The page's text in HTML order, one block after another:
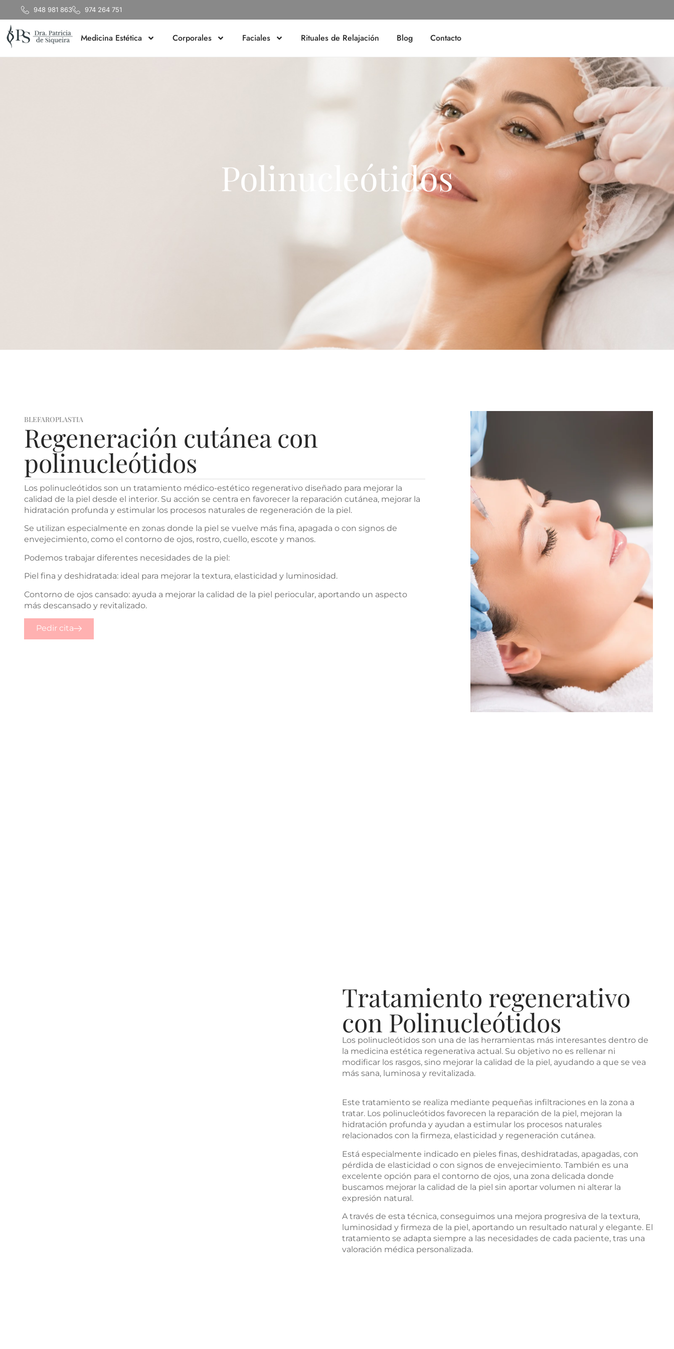
948 981 863 974 264 751
Medicina Estética Corporales Faciales Rituales de Relajación Blog Contacto
Polinucleótidos
BLEFAROPLASTIA
Regeneración cutánea con
polinucleótidos
Los polinucleótidos son un tratamiento médico-estético regenerativo diseñado para mejorar la
calidad de la piel desde el interior. Su acción se centra en favorecer la reparación cutánea, mejorar la
hidratación profunda y estimular los procesos naturales de regeneración de la piel.
Se utilizan especialmente en zonas donde la piel se vuelve más fina, apagada o con signos de
envejecimiento, como el contorno de ojos, rostro, cuello, escote y manos.
Podemos trabajar diferentes necesidades de la piel:
Piel fina y deshidratada: ideal para mejorar la textura, elasticidad y luminosidad.
Contorno de ojos cansado: ayuda a mejorar la calidad de la piel periocular, aportando un aspecto
más descansado y revitalizado.
Pedir cita
Tratamiento regenerativo
con Polinucleótidos
Los polinucleótidos son una de las herramientas más interesantes dentro de
la medicina estética regenerativa actual. Su objetivo no es rellenar ni
modificar los rasgos, sino mejorar la calidad de la piel, ayudando a que se vea
más sana, luminosa y revitalizada.
Este tratamiento se realiza mediante pequeñas infiltraciones en la zona a
tratar. Los polinucleótidos favorecen la reparación de la piel, mejoran la
hidratación profunda y ayudan a estimular los procesos naturales
relacionados con la firmeza, elasticidad y regeneración cutánea.
Está especialmente indicado en pieles finas, deshidratadas, apagadas, con
pérdida de elasticidad o con signos de envejecimiento. También es una
excelente opción para el contorno de ojos, una zona delicada donde
buscamos mejorar la calidad de la piel sin aportar volumen ni alterar la
expresión natural.
A través de esta técnica, conseguimos una mejora progresiva de la textura,
luminosidad y firmeza de la piel, aportando un resultado natural y elegante. El
tratamiento se adapta siempre a las necesidades de cada paciente, tras una
valoración médica personalizada.